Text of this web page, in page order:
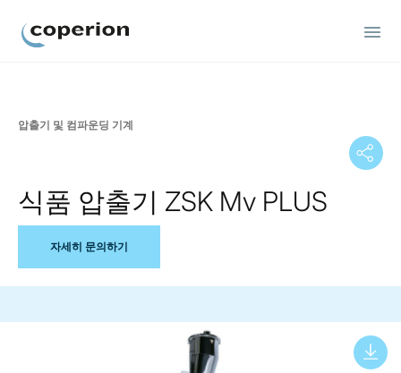
압출기 및 컴파운딩 기계
식품 압출기 ZSK Mv PLUS
자세히 문의하기